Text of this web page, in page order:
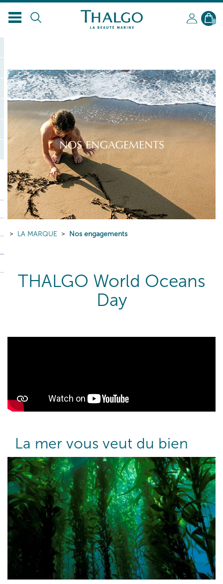
0
NOS ENGAGEMENTS
LA MARQUE Nos engagements
THALGO World Oceans
Day
La mer vous veut du bien